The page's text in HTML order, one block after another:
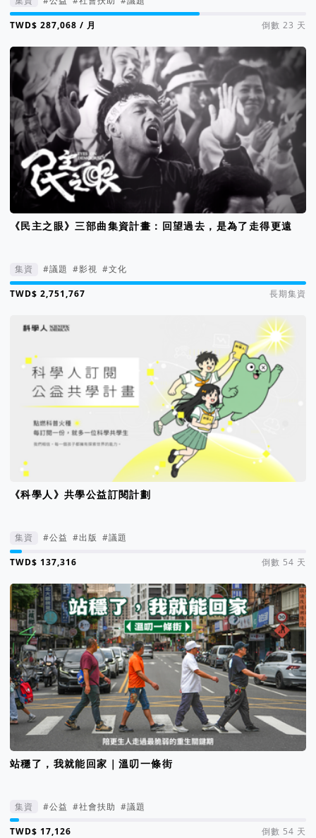
集資進度 64%
/ 月 倒數 23 天
《民主之眼》三部曲集資計畫：回望過去，是為了走得更遠
集資 #議題 #影視 #文化
集資進度 276%
長期集資
《科學人》共學公益訂閱計劃
集資 #公益 #出版 #議題
集資進度 4%
倒數 54 天
站穩了，我就能回家｜溫叨一條街
集資 #公益 #社會扶助 #議題
集資進度 3%
倒數 54 天